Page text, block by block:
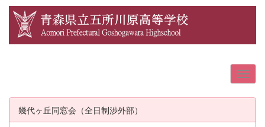
幾代ヶ丘同窓会（全日制渉外部）